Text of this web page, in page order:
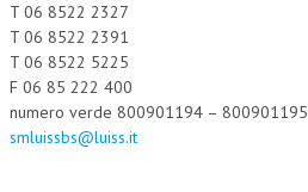
T 06 8522 2327
T 06 8522 2391
T 06 8522 5225
F 06 85 222 400
numero verde 800901194 – 800901195
smluissbs@luiss.it